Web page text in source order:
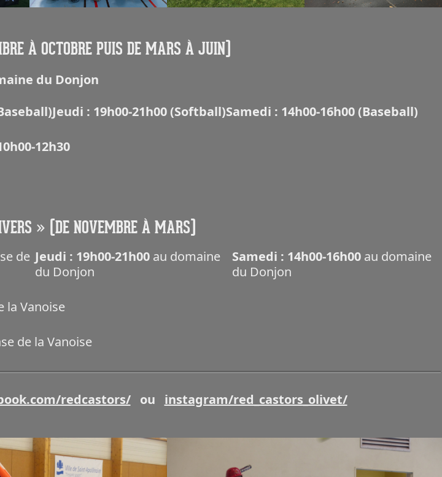
À OCTOBRE PUIS DE MARS À JUIN)
du Donjon
Jeudi : 19h00-21h00 (Softball)Samedi : 14h00-16h00 (Baseball)
12h30
» (DE NOVEMBRE À MARS)
de Jeudi : 19h00-21h00 au domaine
du Donjon
Samedi : 14h00-16h00 au domaine
du Donjon
la Vanoise
de la Vanoise
redcastors/ ou instagram/red_castors_olivet/